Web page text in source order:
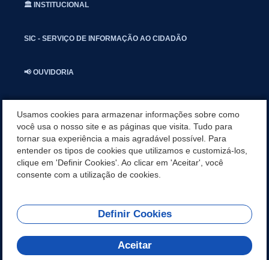
🏛️ INSTITUCIONAL
SIC - SERVIÇO DE INFORMAÇÃO AO CIDADÃO
📢 OUVIDORIA
📱🩺 SAUDE CONECTADA
🎭 UMBUZEIRO NOTÍCIAS
REDES SOCIAIS
Usamos cookies para armazenar informações sobre como
você usa o nosso site e as páginas que visita. Tudo para
tornar sua experiência a mais agradável possível. Para
entender os tipos de cookies que utilizamos e customizá-los,
clique em 'Definir Cookies'. Ao clicar em 'Aceitar', você
consente com a utilização de cookies.
Definir Cookies
Aceitar